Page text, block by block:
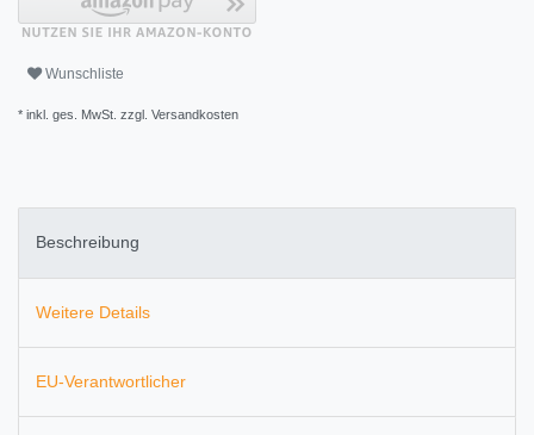
Wunschliste
* inkl. ges. MwSt. zzgl. Versandkosten
Beschreibung
Weitere Details
EU-Verantwortlicher